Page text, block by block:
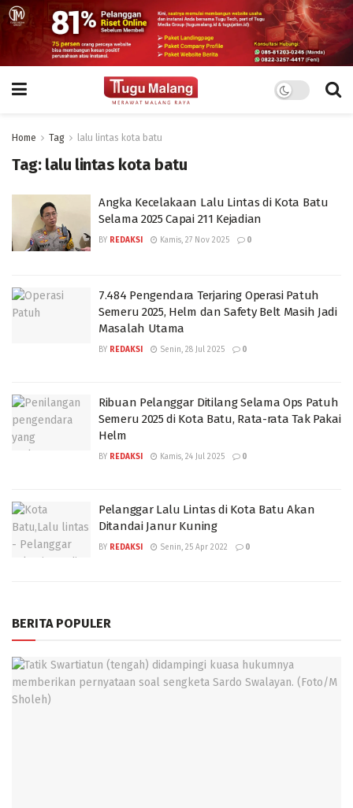
Home Tag lalu lintas kota batu
Tag: lalu lintas kota batu
Angka Kecelakaan Lalu Lintas di Kota Batu
Selama 2025 Capai 211 Kejadian
BY REDAKSI Kamis, 27 Nov 2025 0
7.484 Pengendara Terjaring Operasi Patuh
Semeru 2025, Helm dan Safety Belt Masih Jadi
Masalah Utama
BY REDAKSI Senin, 28 Jul 2025 0
Ribuan Pelanggar Ditilang Selama Ops Patuh
Semeru 2025 di Kota Batu, Rata-rata Tak Pakai
Helm
BY REDAKSI Kamis, 24 Jul 2025 0
Pelanggar Lalu Lintas di Kota Batu Akan
Ditandai Janur Kuning
BY REDAKSI Senin, 25 Apr 2022 0
BERITA POPULER